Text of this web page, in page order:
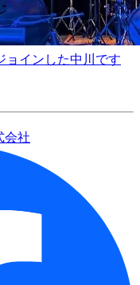
ョインした中川です
会社